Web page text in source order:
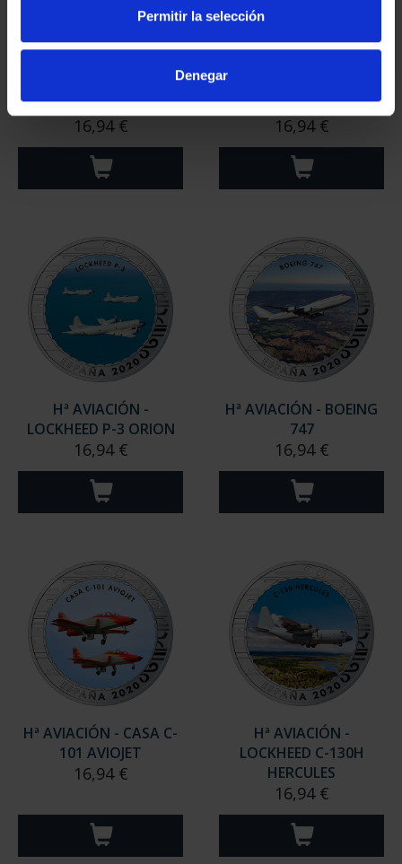
Permitir la selección
Denegar
Hª AVIACIÓN - DORNIER
WAL "PLUS ULTRA"
16,94 €
Hª AVIACIÓN - NORTH
AMERICAN F-86 F
16,94 €
Hª AVIACIÓN -
LOCKHEED P-3 ORION
16,94 €
Hª AVIACIÓN - BOEING
747
16,94 €
Hª AVIACIÓN - CASA C-
101 AVIOJET
16,94 €
Hª AVIACIÓN -
LOCKHEED C-130H
HERCULES
16,94 €